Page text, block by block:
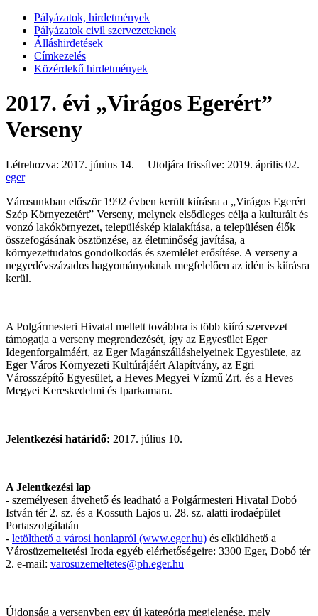
Pályázatok, hirdetmények
Pályázatok civil szervezeteknek
Álláshirdetések
Címkezelés
Közérdekű hirdetmények
2017. évi „Virágos Egerért”
Verseny
Létrehozva: 2017. június 14. | Utoljára frissítve: 2019. április 02.
eger
Városunkban először 1992 évben került kiírásra a „Virágos Egerért
Szép Környezetért” Verseny, melynek elsődleges célja a kulturált és
vonzó lakókörnyezet, településkép kialakítása, a településen élők
összefogásának ösztönzése, az életminőség javítása, a
környezettudatos gondolkodás és szemlélet erősítése. A verseny a
negyedévszázados hagyományoknak megfelelően az idén is kiírásra
kerül.
A Polgármesteri Hivatal mellett továbbra is több kiíró szervezet
támogatja a verseny megrendezését, így az Egyesület Eger
Idegenforgalmáért, az Eger Magánszálláshelyeinek Egyesülete, az
Eger Város Környezeti Kultúrájáért Alapítvány, az Egri
Városszépítő Egyesület, a Heves Megyei Vízmű Zrt. és a Heves
Megyei Kereskedelmi és Iparkamara.
Jelentkezési határidő: 2017. július 10.
A Jelentkezési lap
- személyesen átvehető és leadható a Polgármesteri Hivatal Dobó
István tér 2. sz. és a Kossuth Lajos u. 28. sz. alatti irodaépület
Portaszolgálatán
- letölthető a városi honlapról (www.eger.hu) és elküldhető a
Városüzemeltetési Iroda egyéb elérhetőségeire: 3300 Eger, Dobó tér
2. e-mail: varosuzemeltetes@ph.eger.hu
Újdonság a versenyben egy új kategória megjelenése, mely